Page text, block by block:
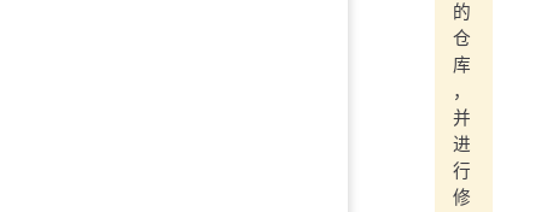
的
仓
库
，
并
进
行
修